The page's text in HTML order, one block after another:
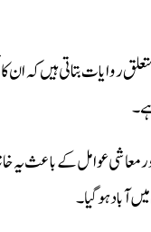
متعلق روایات بتاتی ہیں کہ
عوامل کے باعث یہ
آباد ہو گیا۔